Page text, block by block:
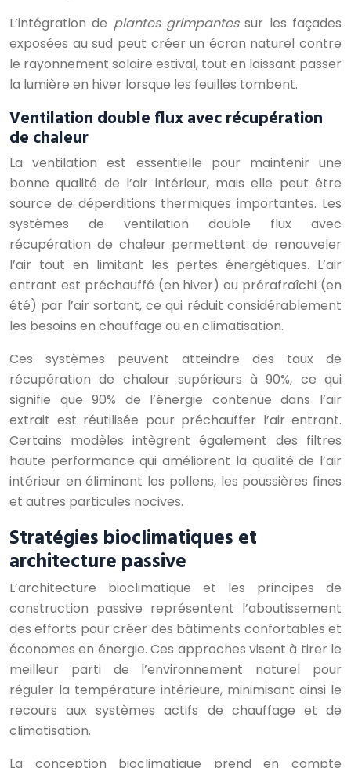
L’intégration de plantes grimpantessur les façades
exposées au sud peut créer un écran naturel contre
le rayonnement solaire estival, tout en laissant passer
la lumière en hiver lorsque les feuilles tombent.
Ventilation double flux avec récupération
de chaleur
La ventilation est essentielle pour maintenir une
bonne qualité de l’air intérieur, mais elle peut être
source de déperditions thermiques importantes. Les
systèmes de ventilation double flux avec
récupération de chaleur permettent de renouveler
l’air tout en limitant les pertes énergétiques. L’air
entrant est préchauffé (en hiver) ou prérafraîchi (en
été) par l’air sortant, ce qui réduit considérablement
les besoins en chauffage ou en climatisation.
Ces systèmes peuvent atteindre des taux de
récupération de chaleur supérieurs à 90%, ce qui
signifie que 90% de l’énergie contenue dans l’air
extrait est réutilisée pour préchauffer l’air entrant.
Certains modèles intègrent également des filtres
haute performance qui améliorent la qualité de l’air
intérieur en éliminant les pollens, les poussières fines
et autres particules nocives.
Stratégies bioclimatiques et
architecture passive
L’architecture bioclimatique et les principes de
construction passive représentent l’aboutissement
des efforts pour créer des bâtiments confortables et
économes en énergie. Ces approches visent à tirer le
meilleur parti de l’environnement naturel pour
réguler la température intérieure, minimisant ainsi le
recours aux systèmes actifs de chauffage et de
climatisation.
La conception bioclimatique prend en compte